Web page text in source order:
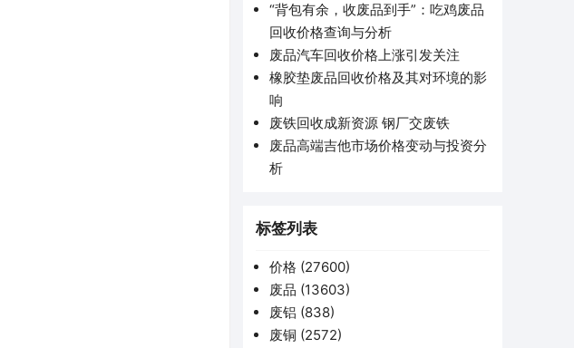
“背包有余，收废品到手”：吃鸡废品
回收价格查询与分析
废品汽车回收价格上涨引发关注
橡胶垫废品回收价格及其对环境的影
响
废铁回收成新资源 钢厂交废铁
废品高端吉他市场价格变动与投资分
析
标签列表
价格 (27600)
废品 (13603)
废铝 (838)
废铜 (2572)